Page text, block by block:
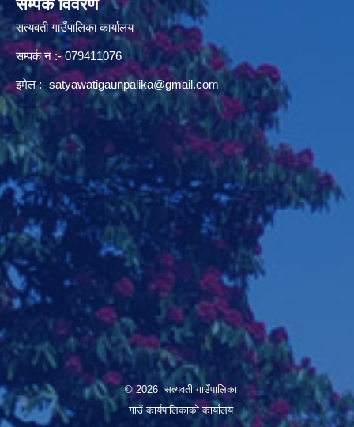
सम्पर्क विवरण
सत्यवती गाउँपालिका कार्यालय
सम्पर्क न‌ :- 079411076
इमेल :- satyawatigaunpalika@gmail.com
© 2026 सत्यवती गाउँपालिका
गाउँ कार्यपालिकाकाे कार्यालय